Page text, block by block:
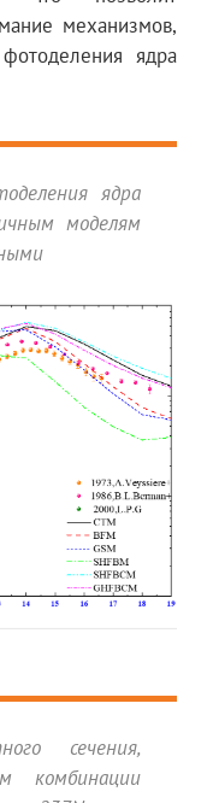
механизмов,
ядра
ядра
моделям
сечения,
комбинации